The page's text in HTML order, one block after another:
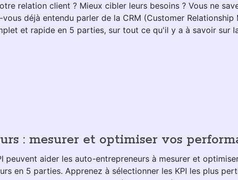
relation client ? Mieux cibler leurs besoins ? Vous ne
déjà entendu parler de la CRM (Customer Relationship
et rapide en 5 parties, sur tout ce qu'il y a à savoir sur
: mesurer et optimiser vos
peuvent aider les auto-entrepreneurs à mesurer et
en 5 parties. Apprenez à sélectionner les KPI les plus